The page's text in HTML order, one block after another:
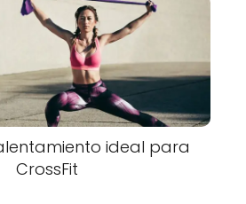
ideal para
CrossFit